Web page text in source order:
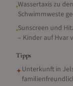
•Wassertaxis zu
Schwimmweste
•Sunscreen und
– Kinder auf Hvar
Tipps
✦Unterkunft in